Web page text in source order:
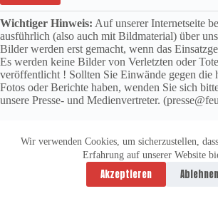
Wir verwenden Cookies, um sicherzustellen,
Erfahrung auf unserer Website
Akzeptieren Ablehnen
Wichtiger Hinweis: Auf unserer Internetseite
ausführlich (also auch mit Bildmaterial) über
Bilder werden erst gemacht, wenn das
Es werden keine Bilder von Verletzten oder
veröffentlicht ! Sollten Sie Einwände gegen die
Fotos oder Berichte haben, wenden Sie sich
unsere Presse- und Medienvertreter.
Datenschutzerklärung
Copyright © 2026 -
vitolution